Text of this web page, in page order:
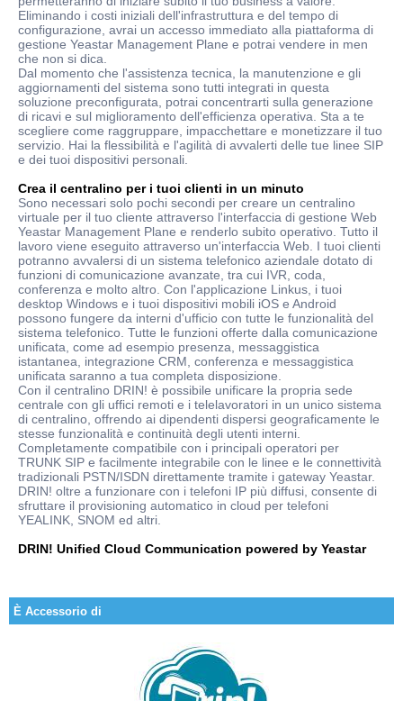
Eliminando i costi iniziali dell'infrastruttura e del tempo di
configurazione, avrai un accesso immediato alla piattaforma di
gestione Yeastar Management Plane e potrai vendere in men
che non si dica.
Dal momento che l'assistenza tecnica, la manutenzione e gli
aggiornamenti del sistema sono tutti integrati in questa
soluzione preconfigurata, potrai concentrarti sulla generazione
di ricavi e sul miglioramento dell'efficienza operativa. Sta a te
scegliere come raggruppare, impacchettare e monetizzare il tuo
servizio. Hai la flessibilità e l'agilità di avvalerti delle tue linee SIP
e dei tuoi dispositivi personali.
Crea il centralino per i tuoi clienti in un minuto
Sono necessari solo pochi secondi per creare un centralino
virtuale per il tuo cliente attraverso l'interfaccia di gestione Web
Yeastar Management Plane e renderlo subito operativo. Tutto il
lavoro viene eseguito attraverso un'interfaccia Web. I tuoi clienti
potranno avvalersi di un sistema telefonico aziendale dotato di
funzioni di comunicazione avanzate, tra cui IVR, coda,
conferenza e molto altro. Con l'applicazione Linkus, i tuoi
desktop Windows e i tuoi dispositivi mobili iOS e Android
possono fungere da interni d'ufficio con tutte le funzionalità del
sistema telefonico. Tutte le funzioni offerte dalla comunicazione
unificata, come ad esempio presenza, messaggistica
istantanea, integrazione CRM, conferenza e messaggistica
unificata saranno a tua completa disposizione.
Con il centralino DRIN! è possibile unificare la propria sede
centrale con gli uffici remoti e i telelavoratori in un unico sistema
di centralino, offrendo ai dipendenti dispersi geograficamente le
stesse funzionalità e continuità degli utenti interni.
Completamente compatibile con i principali operatori per
TRUNK SIP e facilmente integrabile con le linee e le connettività
tradizionali PSTN/ISDN direttamente tramite i gateway Yeastar.
DRIN! oltre a funzionare con i telefoni IP più diffusi, consente di
sfruttare il provisioning automatico in cloud per telefoni
YEALINK, SNOM ed altri.
DRIN! Unified Cloud Communication powered by Yeastar
È Accessorio di